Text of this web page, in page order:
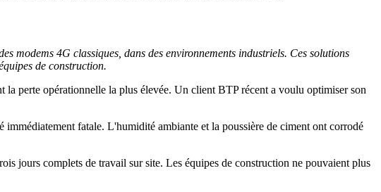
modems 4G classiques, dans des environnements industriels. Ces solutions
de construction.
perte opérationnelle la plus élevée. Un client BTP récent a voulu optimiser son
fatale. L'humidité ambiante et la poussière de ciment ont corrodé
jours complets de travail sur site. Les équipes de construction ne pouvaient plus